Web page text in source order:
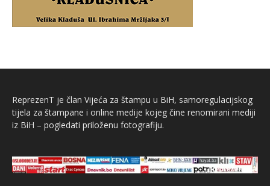
ReprezenT je član Vijeća za štampu u BiH, samoregulacijskog
tijela za štampane i online medije kojeg čine renomirani mediji
iz BiH – pogledati priloženu fotografiju.